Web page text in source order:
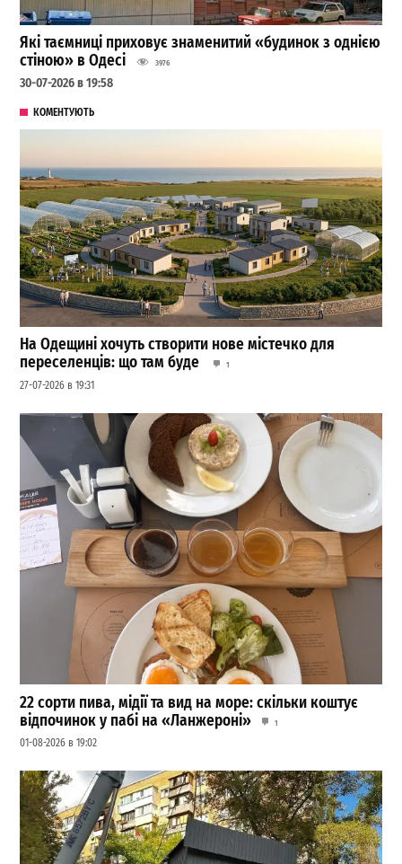
Які таємниці приховує знаменитий «будинок з однією
стіною» в Одесі
3976
30-07-2026 в 19:58
КОМЕНТУЮТЬ
На Одещині хочуть створити нове містечко для
переселенців: що там буде
1
27-07-2026 в 19:31
22 сорти пива, мідії та вид на море: скільки коштує
відпочинок у пабі на «Ланжероні»
1
01-08-2026 в 19:02